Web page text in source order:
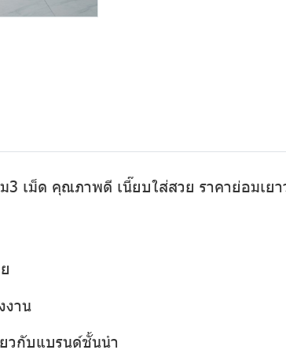
3 เม็ด คุณภาพดี เนี๊ยบใส่สวย ราคาย่อมเย
งาน
วกับแบรนด์ชั้นนำ